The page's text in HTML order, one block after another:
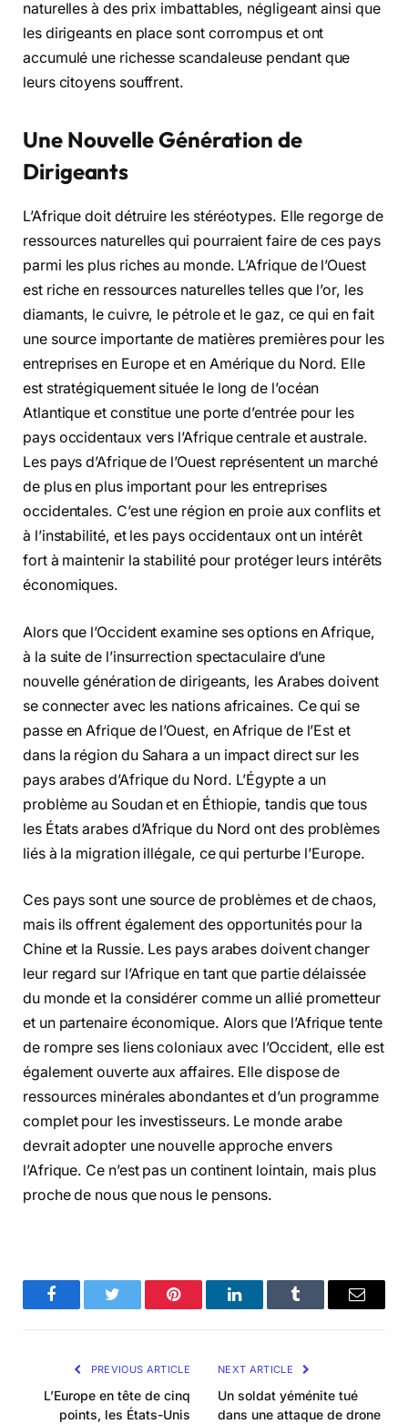
naturelles à des prix imbattables, négligeant ainsi que
les dirigeants en place sont corrompus et ont
accumulé une richesse scandaleuse pendant que
leurs citoyens souffrent.
Une Nouvelle Génération de
Dirigeants
L’Afrique doit détruire les stéréotypes. Elle regorge de
ressources naturelles qui pourraient faire de ces pays
parmi les plus riches au monde. L’Afrique de l’Ouest
est riche en ressources naturelles telles que l’or, les
diamants, le cuivre, le pétrole et le gaz, ce qui en fait
une source importante de matières premières pour les
entreprises en Europe et en Amérique du Nord. Elle
est stratégiquement située le long de l’océan
Atlantique et constitue une porte d’entrée pour les
pays occidentaux vers l’Afrique centrale et australe.
Les pays d’Afrique de l’Ouest représentent un marché
de plus en plus important pour les entreprises
occidentales. C’est une région en proie aux conflits et
à l’instabilité, et les pays occidentaux ont un intérêt
fort à maintenir la stabilité pour protéger leurs intérêts
économiques.
Alors que l’Occident examine ses options en Afrique,
à la suite de l’insurrection spectaculaire d’une
nouvelle génération de dirigeants, les Arabes doivent
se connecter avec les nations africaines. Ce qui se
passe en Afrique de l’Ouest, en Afrique de l’Est et
dans la région du Sahara a un impact direct sur les
pays arabes d’Afrique du Nord. L’Égypte a un
problème au Soudan et en Éthiopie, tandis que tous
les États arabes d’Afrique du Nord ont des problèmes
liés à la migration illégale, ce qui perturbe l’Europe.
Ces pays sont une source de problèmes et de chaos,
mais ils offrent également des opportunités pour la
Chine et la Russie. Les pays arabes doivent changer
leur regard sur l’Afrique en tant que partie délaissée
du monde et la considérer comme un allié prometteur
et un partenaire économique. Alors que l’Afrique tente
de rompre ses liens coloniaux avec l’Occident, elle est
également ouverte aux affaires. Elle dispose de
ressources minérales abondantes et d’un programme
complet pour les investisseurs. Le monde arabe
devrait adopter une nouvelle approche envers
l’Afrique. Ce n’est pas un continent lointain, mais plus
proche de nous que nous le pensons.
FacebookTwitter Pinterest LinkedInTumblr Email
PREVIOUS ARTICLE
L’Europe en tête de cinq
points, les États-Unis
NEXT ARTICLE
Un soldat yéménite tué
dans une attaque de drone